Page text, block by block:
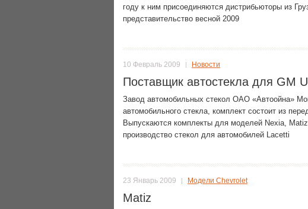
году к ним присоединяются дистрибьюторы из
представительство весной 2009
10 Февраль 2009 Новости
Поставщик автостекла для GM
Завод автомобильных стекол ОАО «Автоойна»
автомобильного стекла, комплект состоит из
Выпускаются комплекты для моделей Nexia,
производство стекол для автомобилей Lacetti
23 Январь 2009 Модели Chevrolet
Matiz